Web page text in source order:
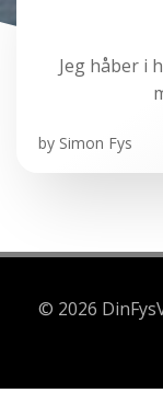
Jeg håber i
by Simon Fys
© 2026